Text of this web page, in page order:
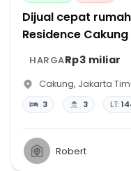
Dijual cepat
Residence
HARGARp3 miliar
Cakung, Jakarta
3 3 LT:
Robert